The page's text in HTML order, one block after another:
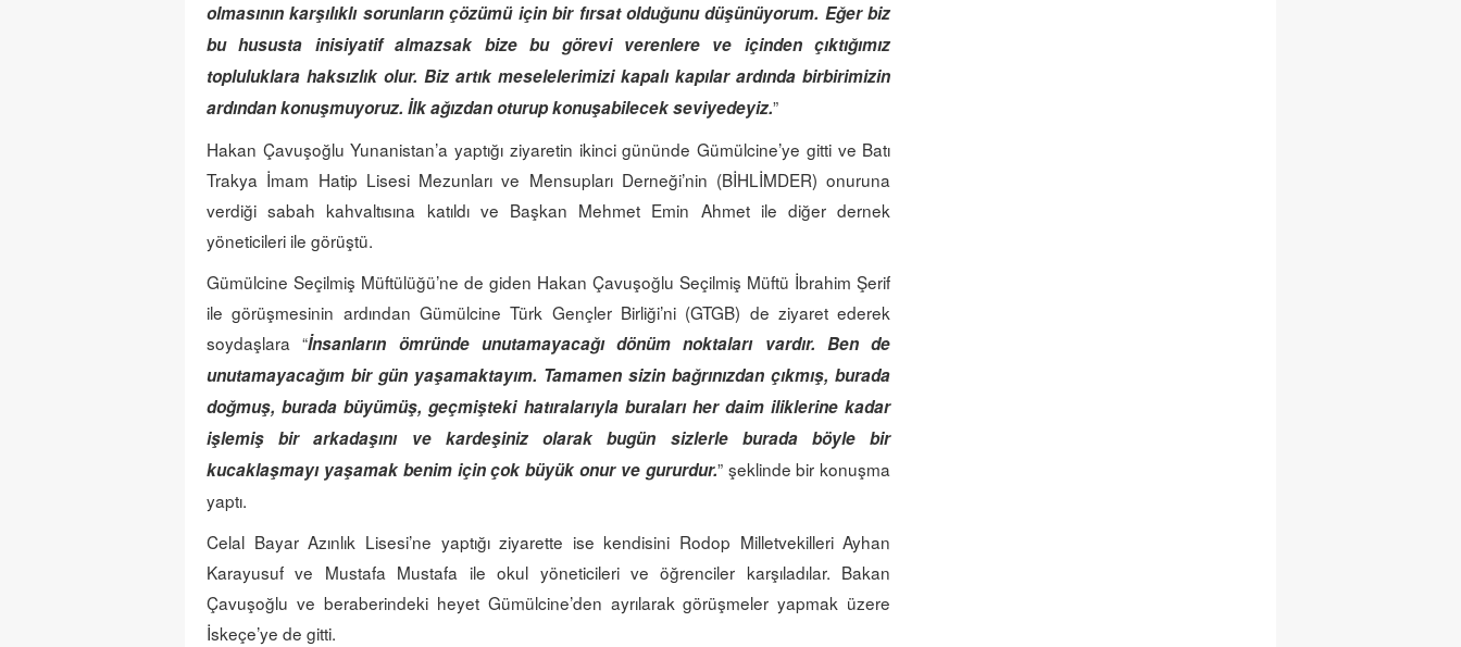
olmasının karşılıklı sorunların çözümü için bir fırsat olduğunu düşünüyorum. Eğer biz
bu hususta inisiyatif almazsak bize bu görevi verenlere ve içinden çıktığımız
topluluklara haksızlık olur. Biz artık meselelerimizi kapalı kapılar ardında birbirimizin
ardından konuşmuyoruz. İlk ağızdan oturup konuşabilecek seviyedeyiz.”
Hakan Çavuşoğlu Yunanistan’a yaptığı ziyaretin ikinci gününde Gümülcine’ye gitti ve Batı
Trakya İmam Hatip Lisesi Mezunları ve Mensupları Derneği’nin (BİHLİMDER) onuruna
verdiği sabah kahvaltısına katıldı ve Başkan Mehmet Emin Ahmet ile diğer dernek
yöneticileri ile görüştü.
Gümülcine Seçilmiş Müftülüğü’ne de giden Hakan Çavuşoğlu Seçilmiş Müftü İbrahim Şerif
ile görüşmesinin ardından Gümülcine Türk Gençler Birliği’ni (GTGB) de ziyaret ederek
soydaşlara “İnsanların ömründe unutamayacağı dönüm noktaları vardır. Ben de
unutamayacağım bir gün yaşamaktayım. Tamamen sizin bağrınızdan çıkmış, burada
doğmuş, burada büyümüş, geçmişteki hatıralarıyla buraları her daim iliklerine kadar
işlemiş bir arkadaşını ve kardeşiniz olarak bugün sizlerle burada böyle bir
kucaklaşmayı yaşamak benim için çok büyük onur ve gururdur.” şeklinde bir konuşma
yaptı.
Celal Bayar Azınlık Lisesi’ne yaptığı ziyarette ise kendisini Rodop Milletvekilleri Ayhan
Karayusuf ve Mustafa Mustafa ile okul yöneticileri ve öğrenciler karşıladılar. Bakan
Çavuşoğlu ve beraberindeki heyet Gümülcine’den ayrılarak görüşmeler yapmak üzere
İskeçe’ye de gitti.